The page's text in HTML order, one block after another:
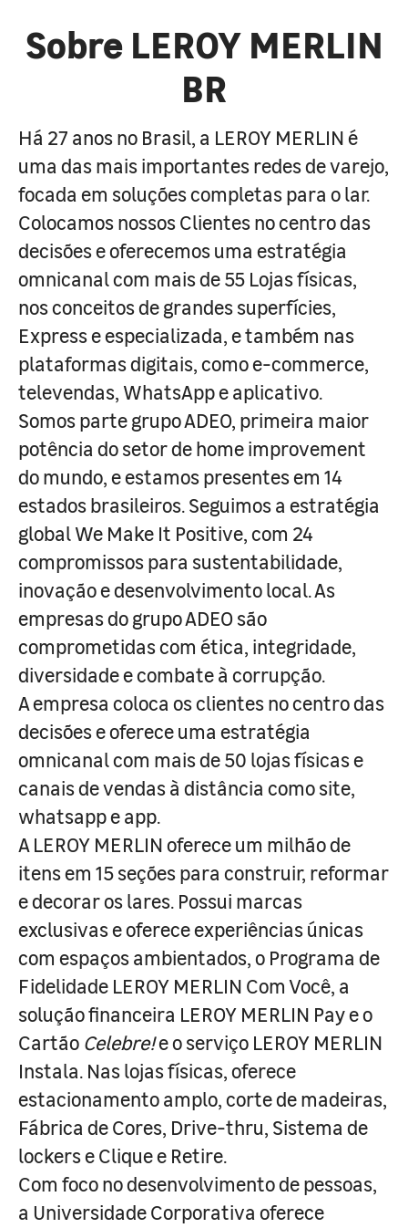
Sobre LEROY MERLIN
BR
Há 27 anos no Brasil, a LEROY MERLIN é
uma das mais importantes redes de varejo,
focada em soluções completas para o lar.
Colocamos nossos Clientes no centro das
decisões e oferecemos uma estratégia
omnicanal com mais de 55 Lojas físicas,
nos conceitos de grandes superfícies,
Express e especializada, e também nas
plataformas digitais, como e-commerce,
televendas, WhatsApp e aplicativo.
Somos parte grupo ADEO, primeira maior
potência do setor de home improvement
do mundo, e estamos presentes em 14
estados brasileiros. Seguimos a estratégia
global We Make It Positive, com 24
compromissos para sustentabilidade,
inovação e desenvolvimento local. As
empresas do grupo ADEO são
comprometidas com ética, integridade,
diversidade e combate à corrupção.
A empresa coloca os clientes no centro das
decisões e oferece uma estratégia
omnicanal com mais de 50 lojas físicas e
canais de vendas à distância como site,
whatsapp e app.
A LEROY MERLIN oferece um milhão de
itens em 15 seções para construir, reformar
e decorar os lares. Possui marcas
exclusivas e oferece experiências únicas
com espaços ambientados, o Programa de
Fidelidade LEROY MERLIN Com Você, a
solução financeira LEROY MERLIN Pay e o
Cartão Celebre!e o serviço LEROY MERLIN
Instala. Nas lojas físicas, oferece
estacionamento amplo, corte de madeiras,
Fábrica de Cores, Drive-thru, Sistema de
lockers e Clique e Retire.
Com foco no desenvolvimento de pessoas,
a Universidade Corporativa oferece